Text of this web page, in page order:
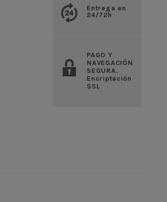
Entrega en
24/72h
PAGO Y
NAVEGACIÓN
SEGURA.
Encriptación
SSL